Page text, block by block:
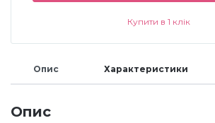
Меланж (цукровий ефект)
Каміфубукі (конфетті)
Слюда
Купити в 1 клік
Опис Характеристики
Опис